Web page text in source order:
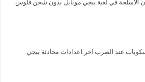
الأسلحة في لعبة ببجي موبايل بدون شحن فلوس
عند الضرب اخر اعدادات محادثة ببجي